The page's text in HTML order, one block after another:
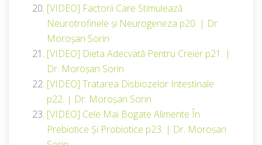
[VIDEO] Factorii Care Stimulează
Neurotrofinele și Neurogeneza p20. | Dr.
Moroșan Sorin
[VIDEO] Dieta Adecvată Pentru Creier p21. |
Dr. Moroșan Sorin
[VIDEO] Tratarea Disbiozelor Intestinale
p22. | Dr. Moroșan Sorin
[VIDEO] Cele Mai Bogate Alimente În
Prebiotice Și Probiotice p23. | Dr. Moroșan